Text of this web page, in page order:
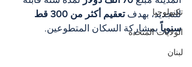
تكنولوجيا
الولايات المتحدة
لبنان
للتجديد، بهدف
تعقيم أكثر من 300 قط
سنوياً بمشاركة السكان المتطوعين.